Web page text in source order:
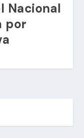
Nacional
por